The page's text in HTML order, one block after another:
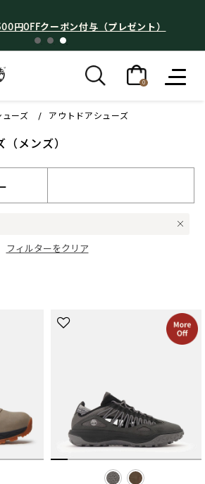
円OFFクーポン付与（プレゼント）
0
ューズ アウトドアシューズ
メンズ）
フィルターをクリア